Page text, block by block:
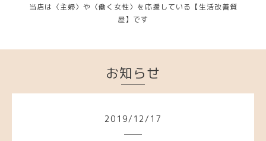
当店は〈主婦〉や〈働く女性〉を応援している【生活改善質
屋】です
お知らせ
2019/ 12/ 17